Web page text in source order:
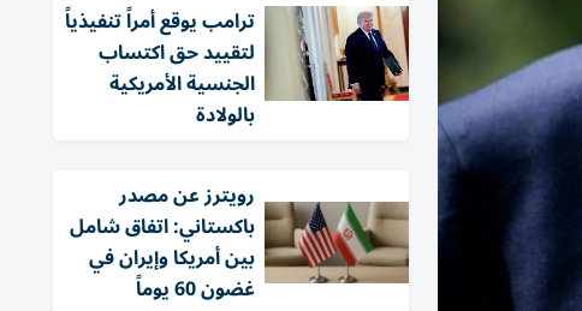
ترامب يوقع أمراً تنفيذياً
لتقييد حق اكتساب
الجنسية الأمريكية
بالولادة
‏رويترز عن مصدر
باكستاني: اتفاق شامل
بين أمريكا وإيران في
غضون 60 يوماً